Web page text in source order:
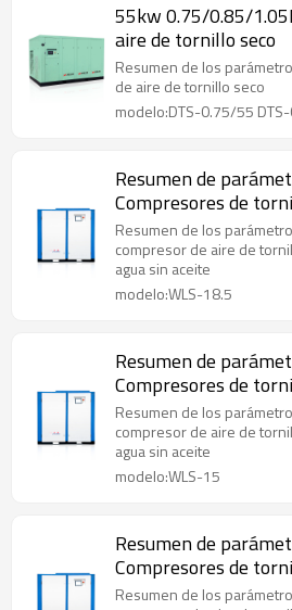
55kw 0.75/0.85/
aire de tornillo seco
Resumen de los
de aire de tornillo seco
Resumen de
Compresores de
agua 0.7/0.8/1.0/
Resumen de los
compresor de aire de
agua sin aceite
modelo:WLS-18.5
Resumen de
Compresores de
agua 0.7/0.8/1.0/
Resumen de los
compresor de aire de
agua sin aceite
modelo:WLS-15
Resumen de
Compresores de
agua 0.7/0.8/1.0/
Resumen de los